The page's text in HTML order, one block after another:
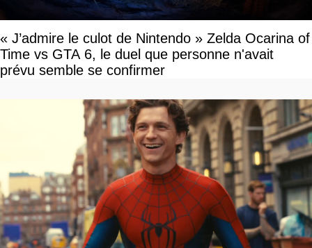
« J’admire le culot de Nintendo » Zelda Ocarina of
Time vs GTA 6, le duel que personne n'avait
prévu semble se confirmer